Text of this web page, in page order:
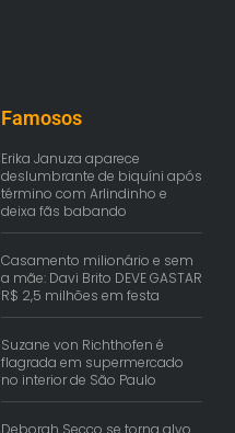
Famosos
Erika Januza aparece
deslumbrante de biquíni após
término com Arlindinho e
deixa fãs babando
Casamento milionário e sem
a mãe: Davi Brito DEVE GASTAR
R$ 2,5 milhões em festa
Suzane von Richthofen é
flagrada em supermercado
no interior de São Paulo
Deborah Secco se torna alvo